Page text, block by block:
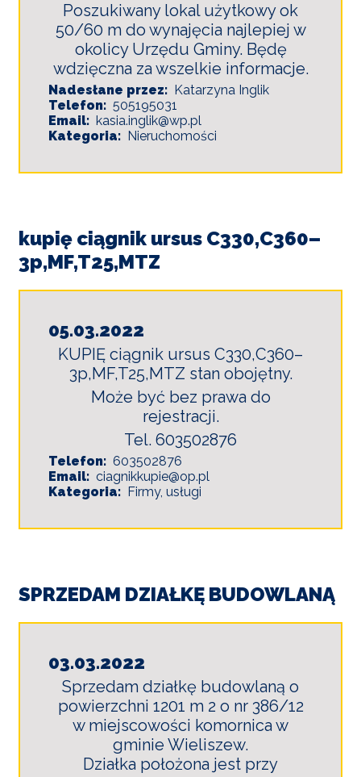
Poszukiwany lokal użytkowy ok
50/60 m do wynajęcia najlepiej w
okolicy Urzędu Gminy. Będę
wdzięczna za wszelkie informacje.
Nadesłane przez
Katarzyna Inglik
Telefon
505195031
Email
kasia.inglik@wp.pl
Kategoria
Nieruchomości
kupię ciągnik ursus C330,C360–
3p,MF,T25,MTZ
05.03.2022
KUPIĘ ciągnik ursus C330,C360–
3p,MF,T25,MTZ stan obojętny.
Może być bez prawa do
rejestracji.
Tel. 603502876
Telefon
603502876
Email
ciagnikkupie@op.pl
Kategoria
Firmy, usługi
SPRZEDAM DZIAŁKĘ BUDOWLANĄ
03.03.2022
Sprzedam działkę budowlaną o
powierzchni 1201 m 2 o nr 386/12
w miejscowości komornica w
gminie Wieliszew.
Działka położona jest przy